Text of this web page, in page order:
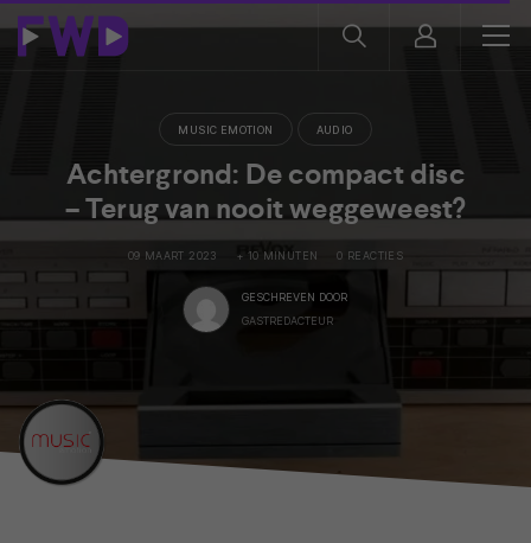
MUSIC EMOTION AUDIO
Achtergrond: De compact disc
– Terug van nooit weggeweest?
09 MAART 2023 + 10 MINUTEN 0 REACTIES
GESCHREVEN DOOR
GASTREDACTEUR